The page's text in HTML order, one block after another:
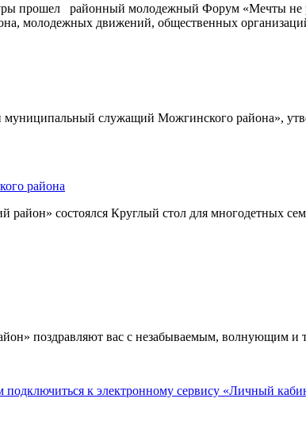
прошел районный молодежный Форум «Мечты не
молодежных движений, общественных
служащий Можгинского района»,
района
состоялся Круглый стол для многодетных
поздравляют вас с незабываемым, волнующим
к электронному сервису «Личный